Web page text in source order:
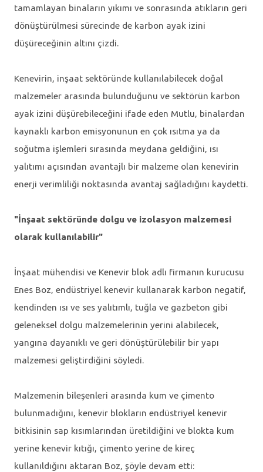
tamamlayan binaların yıkımı ve sonrasında atıkların geri
dönüştürülmesi sürecinde de karbon ayak izini
düşüreceğinin altını çizdi.
Kenevirin, inşaat sektöründe kullanılabilecek doğal
malzemeler arasında bulunduğunu ve sektörün karbon
ayak izini düşürebileceğini ifade eden Mutlu, binalardan
kaynaklı karbon emisyonunun en çok ısıtma ya da
soğutma işlemleri sırasında meydana geldiğini, ısı
yalıtımı açısından avantajlı bir malzeme olan kenevirin
enerji verimliliği noktasında avantaj sağladığını kaydetti.
"İnşaat sektöründe dolgu ve izolasyon malzemesi
olarak kullanılabilir"
İnşaat mühendisi ve Kenevir blok adlı firmanın kurucusu
Enes Boz, endüstriyel kenevir kullanarak karbon negatif,
kendinden ısı ve ses yalıtımlı, tuğla ve gazbeton gibi
geleneksel dolgu malzemelerinin yerini alabilecek,
yangına dayanıklı ve geri dönüştürülebilir bir yapı
malzemesi geliştirdiğini söyledi.
Malzemenin bileşenleri arasında kum ve çimento
bulunmadığını, kenevir blokların endüstriyel kenevir
bitkisinin sap kısımlarından üretildiğini ve blokta kum
yerine kenevir kıtığı, çimento yerine de kireç
kullanıldığını aktaran Boz, şöyle devam etti: